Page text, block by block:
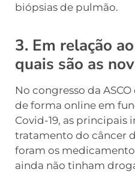
biópsias de pulmão.
3. Em relação
quais são as
No congresso da
de forma online em
Covid-19, as principais
tratamento do câncer
foram os
ainda não tinham